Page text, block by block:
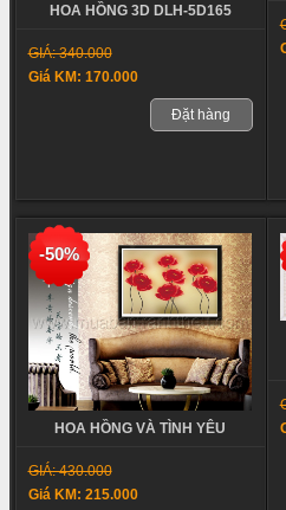
HOA HỒNG 3D DLH-5D165
GIÁ: 340.000
Giá KM: 170.000
Đặt hàng
-50%
HOA HỒNG VÀ TÌNH YÊU
GIÁ: 430.000
Giá KM: 215.000